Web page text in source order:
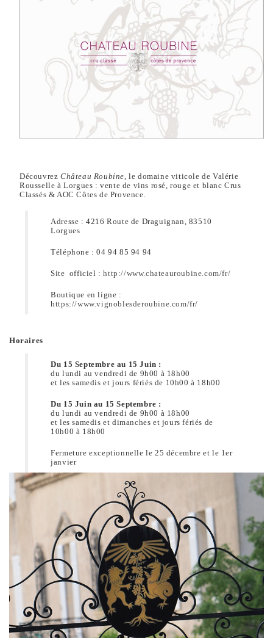
Découvrez Château Roubine , le domaine viticole de Valérie
Rousselle à Lorgues : vente de vins rosé, rouge et blanc Crus
Classés & AOC Côtes de Provence.
Adresse : 4216 Route de Draguignan, 83510
Lorgues
Téléphone : 04 94 85 94 94
Site officiel :http://www.chateauroubine.com/fr/
Boutique en ligne :
https://www.vignoblesderoubine.com/fr/
Horaires
Du 15 Septembre au 15 Juin :
du lundi au vendredi de 9h00 à 18h00
et les samedis et jours fériés de 10h00 à 18h00
Du 15 Juin au 15 Septembre :
du lundi au vendredi de 9h00 à 18h00
et les samedis et dimanches et jours fériés de
10h00 à 18h00
Fermeture exceptionnelle le 25 décembre et le 1er
janvier